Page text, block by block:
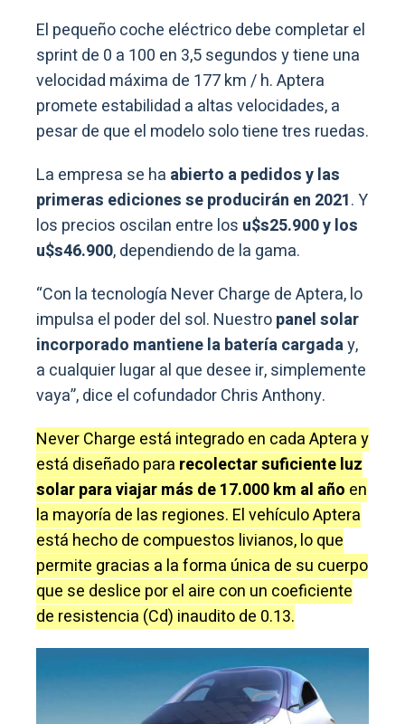
El pequeño coche eléctrico debe completar el
sprint de 0 a 100 en 3,5 segundos y tiene una
velocidad máxima de 177 km / h. Aptera
promete estabilidad a altas velocidades, a
pesar de que el modelo solo tiene tres ruedas.
La empresa se ha abierto a pedidos y las
primeras ediciones se producirán en 2021. Y
los precios oscilan entre los u$s25.900 y los
u$s46.900, dependiendo de la gama.
“Con la tecnología Never Charge de Aptera, lo
impulsa el poder del sol. Nuestropanel solar
incorporado mantiene la batería cargaday,
a cualquier lugar al que desee ir, simplemente
vaya”, dice el cofundador Chris Anthony.
Never Charge está integrado en cada Aptera y
está diseñado para recolectar suficiente luz
solar para viajar más de 17.000 km al año en
la mayoría de las regiones. El vehículo Aptera
está hecho de compuestos livianos, lo que
permite gracias a la forma única de su cuerpo
que se deslice por el aire con un coeficiente
de resistencia (Cd) inaudito de 0.13.